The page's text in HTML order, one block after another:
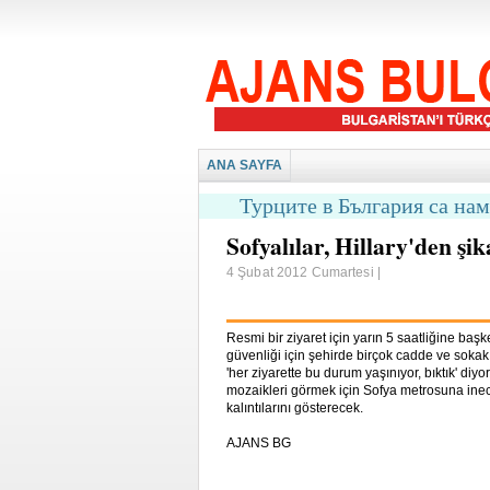
ANA SAYFA
Турците в България са
Sofyalılar, Hillary'den
4 Şubat 2012 Cumartesi |
Resmi bir ziyaret için yarın 5 saatliğine
güvenliği için şehirde birçok cadde ve
'her ziyarette bu durum yaşınıyor, bıktık'
mozaikleri görmek için Sofya metrosuna
kalıntılarını gösterecek.
AJANS BG